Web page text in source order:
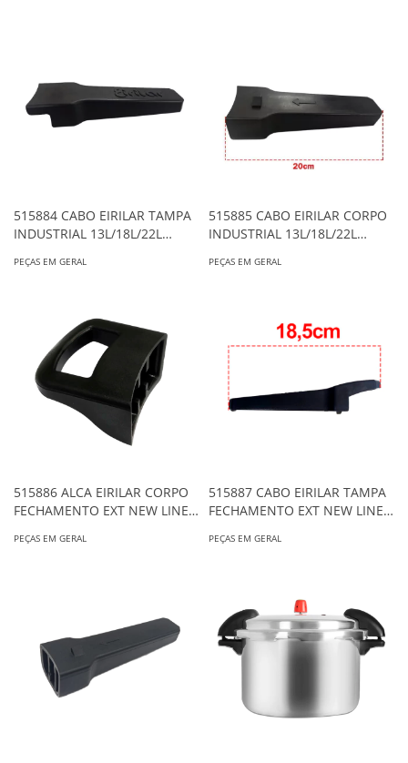
515884 CABO EIRILAR TAMPA
INDUSTRIAL 13L/18L/22L
PEÇAS EM GERAL
515885 CABO EIRILAR CORPO
INDUSTRIAL 13L/18L/22L
PEÇAS EM GERAL
515886 ALCA EIRILAR CORPO
FECHAMENTO EXT NEW LINE
PEÇAS EM GERAL
515887 CABO EIRILAR TAMPA
FECHAMENTO EXT NEW LINE
PEÇAS EM GERAL